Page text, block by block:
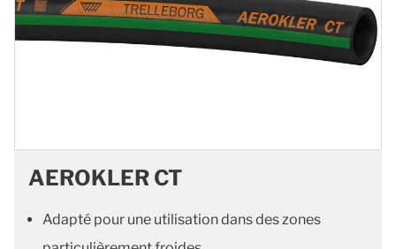
AEROKLER CT
Adapté pour une utilisation dans des zones